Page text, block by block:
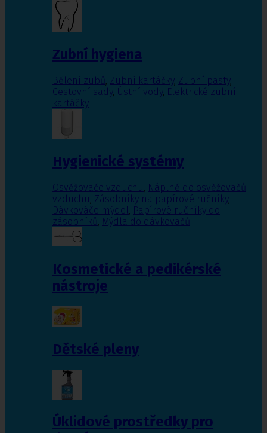
Zubní hygiena
Bělení zubů, Zubní kartáčky, Zubní pasty,
Cestovní sady, Ústní vody, Elektrické zubní
kartáčky
Hygienické systémy
Osvěžovače vzduchu, Náplně do osvěžovačů
vzduchu, Zásobníky na papírové ručníky,
Dávkováče mýdel, Papírové ručníky do
zásobníků, Mýdla do dávkovačů
Kosmetické a pedikérské
nástroje
Dětské pleny
Úklidové prostředky pro